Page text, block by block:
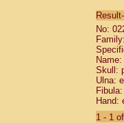
No:
Name:
Skull:
Ulna:
Hand:
1 - 1